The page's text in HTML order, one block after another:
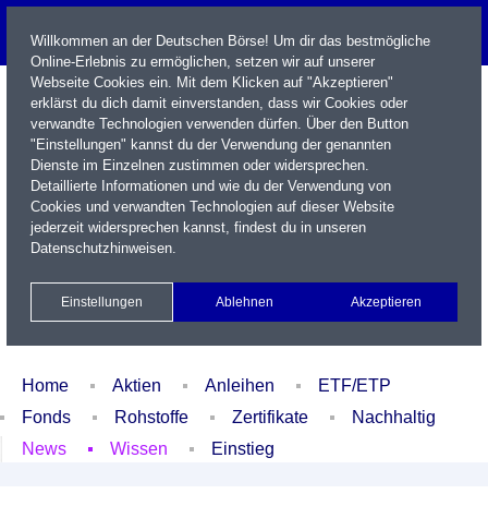
Name / WKN / ISIN / Kürzel
Xetra Realtime
Watchlist Portfolio Login
Home Aktien Anleihen
ETF/ETP
Fonds
Rohstoffe Zertifikate
Nachhaltig
News
Wissen Einstieg
Willkommen an der Deutschen Börse! Um dir das bestmögliche
Online-Erlebnis zu ermöglichen, setzen wir auf unserer
Webseite Cookies ein. Mit dem Klicken auf "Akzeptieren"
erklärst du dich damit einverstanden, dass wir Cookies oder
verwandte Technologien verwenden dürfen. Über den Button
"Einstellungen" kannst du der Verwendung der genannten
Dienste im Einzelnen zustimmen oder widersprechen.
Detaillierte Informationen und wie du der Verwendung von
Cookies und verwandten Technologien auf dieser Website
jederzeit widersprechen kannst, findest du in unseren
Datenschutzhinweisen.
Einstellungen Ablehnen Akzeptieren